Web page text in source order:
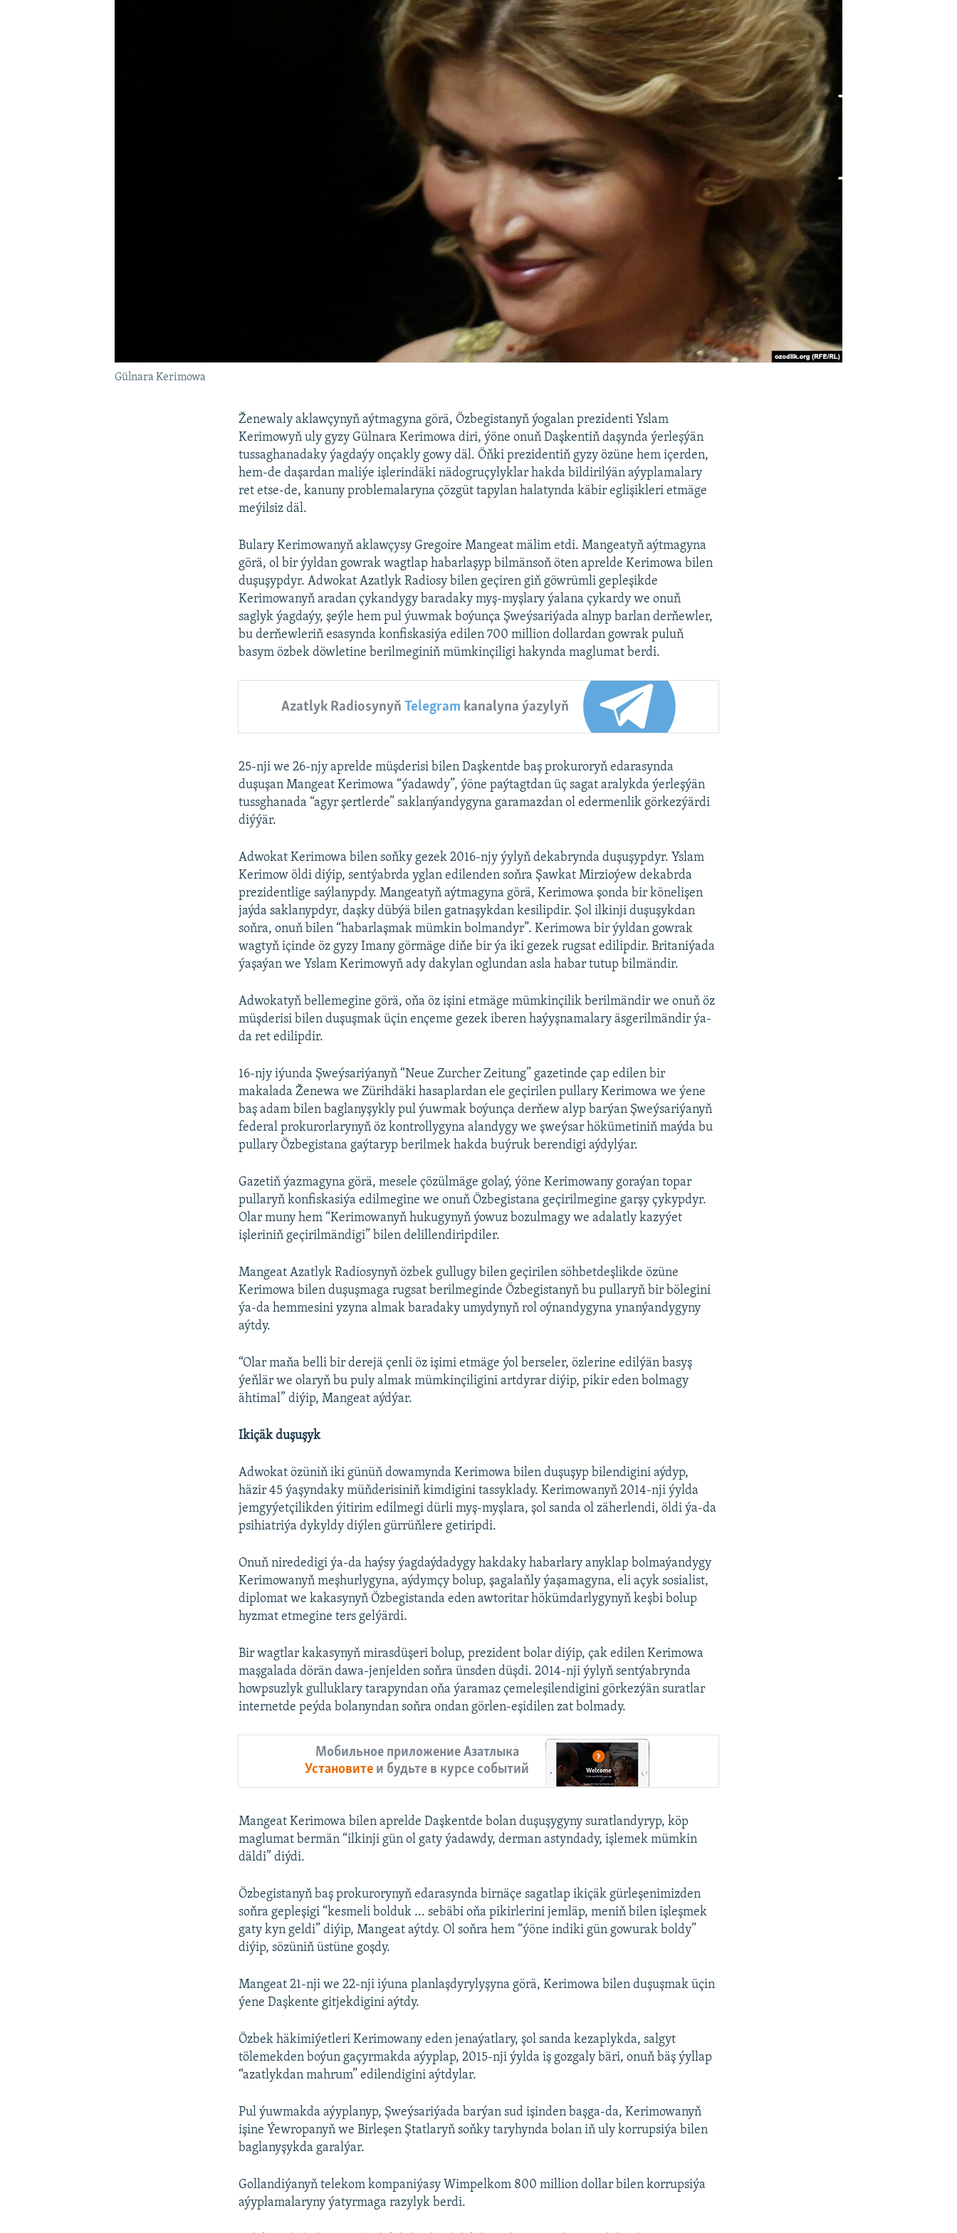
Gülnara Kerimowa
Ženewaly aklawçynyň aýtmagyna görä, Özbegistanyň ýogalan prezidenti Yslam
Kerimowyň uly gyzy Gülnara Kerimowa diri, ýöne onuň Daşkentiň daşynda ýerleşýän
tussaghanadaky ýagdaýy onçakly gowy däl. Öňki prezidentiň gyzy özüne hem içerden,
hem-de daşardan maliýe işlerindäki nädogruçylyklar hakda bildirilýän aýyplamalary
ret etse-de, kanuny problemalaryna çözgüt tapylan halatynda käbir eglişikleri etmäge
meýilsiz däl.
Bulary Kerimowanyň aklawçysy Gregoire Mangeat mälim etdi. Mangeatyň aýtmagyna
görä, ol bir ýyldan gowrak wagtlap habarlaşyp bilmänsoň öten aprelde Kerimowa bilen
duşuşypdyr. Adwokat Azatlyk Radiosy bilen geçiren giň göwrümli gepleşikde
Kerimowanyň aradan çykandygy baradaky myş-myşlary ýalana çykardy we onuň
saglyk ýagdaýy, şeýle hem pul ýuwmak boýunça Şweýsariýada alnyp barlan derňewler,
bu derňewleriň esasynda konfiskasiýa edilen 700 million dollardan gowrak puluň
basym özbek döwletine berilmeginiň mümkinçiligi hakynda maglumat berdi.
Azatlyk Radiosynyň Telegram kanalyna ýazylyň
25-nji we 26-njy aprelde müşderisi bilen Daşkentde baş prokuroryň edarasynda
duşuşan Mangeat Kerimowa “ýadawdy”, ýöne paýtagtdan üç sagat aralykda ýerleşýän
tussghanada “agyr şertlerde” saklanýandygyna garamazdan ol edermenlik görkezýärdi
diýýär.
Adwokat Kerimowa bilen soňky gezek 2016-njy ýylyň dekabrynda duşuşypdyr. Yslam
Kerimow öldi diýip, sentýabrda yglan edilenden soňra Şawkat Mirzioýew dekabrda
prezidentlige saýlanypdy. Mangeatyň aýtmagyna görä, Kerimowa şonda bir könelişen
jaýda saklanypdyr, daşky dübýä bilen gatnaşykdan kesilipdir. Şol ilkinji duşuşykdan
soňra, onuň bilen “habarlaşmak mümkin bolmandyr”. Kerimowa bir ýyldan gowrak
wagtyň içinde öz gyzy Imany görmäge diňe bir ýa iki gezek rugsat edilipdir. Britaniýada
ýaşaýan we Yslam Kerimowyň ady dakylan oglundan asla habar tutup bilmändir.
Adwokatyň bellemegine görä, oňa öz işini etmäge mümkinçilik berilmändir we onuň öz
müşderisi bilen duşuşmak üçin ençeme gezek iberen haýyşnamalary äsgerilmändir ýa-
da ret edilipdir.
16-njy iýunda Şweýsariýanyň “Neue Zurcher Zeitung” gazetinde çap edilen bir
makalada Ženewa we Zürihdäki hasaplardan ele geçirilen pullary Kerimowa we ýene
baş adam bilen baglanyşykly pul ýuwmak boýunça derňew alyp barýan Şweýsariýanyň
federal prokurorlarynyň öz kontrollygyna alandygy we şweýsar hökümetiniň maýda bu
pullary Özbegistana gaýtaryp berilmek hakda buýruk berendigi aýdylýar.
Gazetiň ýazmagyna görä, mesele çözülmäge golaý, ýöne Kerimowany goraýan topar
pullaryň konfiskasiýa edilmegine we onuň Özbegistana geçirilmegine garşy çykypdyr.
Olar muny hem “Kerimowanyň hukugynyň ýowuz bozulmagy we adalatly kazyýet
işleriniň geçirilmändigi” bilen delillendiripdiler.
Mangeat Azatlyk Radiosynyň özbek gullugy bilen geçirilen söhbetdeşlikde özüne
Kerimowa bilen duşuşmaga rugsat berilmeginde Özbegistanyň bu pullaryň bir bölegini
ýa-da hemmesini yzyna almak baradaky umydynyň rol oýnandygyna ynanýandygyny
aýtdy.
“Olar maňa belli bir derejä çenli öz işimi etmäge ýol berseler, özlerine edilýän basyş
ýeňlär we olaryň bu puly almak mümkinçiligini artdyrar diýip, pikir eden bolmagy
ähtimal” diýip, Mangeat aýdýar.
Ikiçäk duşuşyk
Adwokat özüniň iki günüň dowamynda Kerimowa bilen duşuşyp bilendigini aýdyp,
häzir 45 ýaşyndaky müňderisiniň kimdigini tassyklady. Kerimowanyň 2014-nji ýylda
jemgyýetçilikden ýitirim edilmegi dürli myş-myşlara, şol sanda ol zäherlendi, öldi ýa-da
psihiatriýa dykyldy diýlen gürrüňlere getiripdi.
Onuň nirededigi ýa-da haýsy ýagdaýdadygy hakdaky habarlary anyklap bolmaýandygy
Kerimowanyň meşhurlygyna, aýdymçy bolup, şagalaňly ýaşamagyna, eli açyk sosialist,
diplomat we kakasynyň Özbegistanda eden awtoritar hökümdarlygynyň keşbi bolup
hyzmat etmegine ters gelýärdi.
Bir wagtlar kakasynyň mirasdüşeri bolup, prezident bolar diýip, çak edilen Kerimowa
maşgalada dörän dawa-jenjelden soňra ünsden düşdi. 2014-nji ýylyň sentýabrynda
howpsuzlyk gulluklary tarapyndan oňa ýaramaz çemeleşilendigini görkezýän suratlar
internetde peýda bolanyndan soňra ondan görlen-eşidilen zat bolmady.
Мобильное приложение Азатлыка
Установите и будьте в курсе событий
Mangeat Kerimowa bilen aprelde Daşkentde bolan duşuşygyny suratlandyryp, köp
maglumat bermän “ilkinji gün ol gaty ýadawdy, derman astyndady, işlemek mümkin
däldi” diýdi.
Özbegistanyň baş prokurorynyň edarasynda birnäçe sagatlap ikiçäk gürleşenimizden
soňra gepleşigi “kesmeli bolduk ... sebäbi oňa pikirlerini jemläp, meniň bilen işleşmek
gaty kyn geldi” diýip, Mangeat aýtdy. Ol soňra hem “ýöne indiki gün gowurak boldy”
diýip, sözüniň üstüne goşdy.
Mangeat 21-nji we 22-nji iýuna planlaşdyrylyşyna görä, Kerimowa bilen duşuşmak üçin
ýene Daşkente gitjekdigini aýtdy.
Özbek häkimiýetleri Kerimowany eden jenaýatlary, şol sanda kezaplykda, salgyt
tölemekden boýun gaçyrmakda aýyplap, 2015-nji ýylda iş gozgaly bäri, onuň bäş ýyllap
“azatlykdan mahrum” edilendigini aýtdylar.
Pul ýuwmakda aýyplanyp, Şweýsariýada barýan sud işinden başga-da, Kerimowanyň
işine Ýewropanyň we Birleşen Ştatlaryň soňky taryhynda bolan iň uly korrupsiýa bilen
baglanyşykda garalýar.
Gollandiýanyň telekom kompaniýasy Wimpelkom 800 million dollar bilen korrupsiýa
aýyplamalaryny ýatyrmaga razylyk berdi.